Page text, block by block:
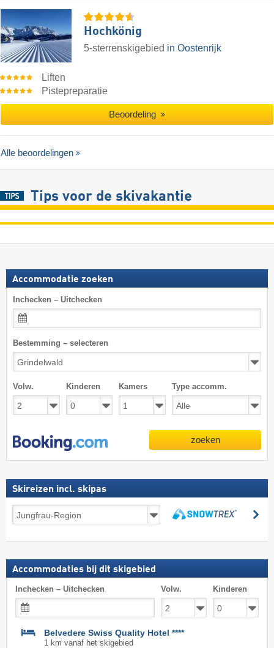
Hochkönig
5-sterrenskigebied in Oostenrijk
Liften
Pistepreparatie
Beoordeling
Alle beoordelingen
Tips voor de skivakantie
Accommodatie zoeken
Inchecken – Uitchecken
Bestemming – selecteren
Volw. Kinderen Kamers Type accomm.
zoeken
Skireizen incl. skipas
incl.
Accommodaties bij dit skigebied
Inchecken – Uitchecken Volw. Kinderen
Belvedere Swiss Quality Hotel ****
1 km vanaf het skigebied